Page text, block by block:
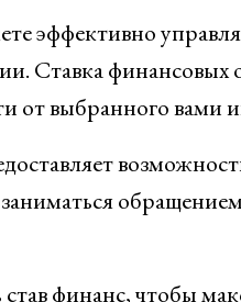
эффективно
Ставка
от выбранного вами
финанс, чтобы